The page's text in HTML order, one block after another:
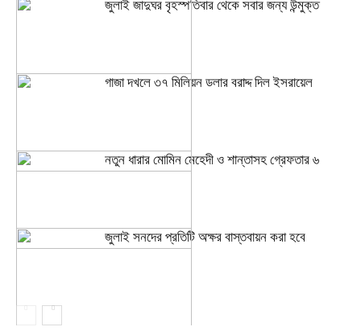
জুলাই জাদুঘর বৃহস্পতিবার থেকে সবার জন্য উন্মুক্ত
গাজা দখলে ৩৭ মিলিয়ন ডলার বরাদ্দ দিল ইসরায়েল
নতুন ধারার মোমিন মেহেদী ও শান্তাসহ গ্রেফতার ৬
জুলাই সনদের প্রতিটি অক্ষর বাস্তবায়ন করা হবে